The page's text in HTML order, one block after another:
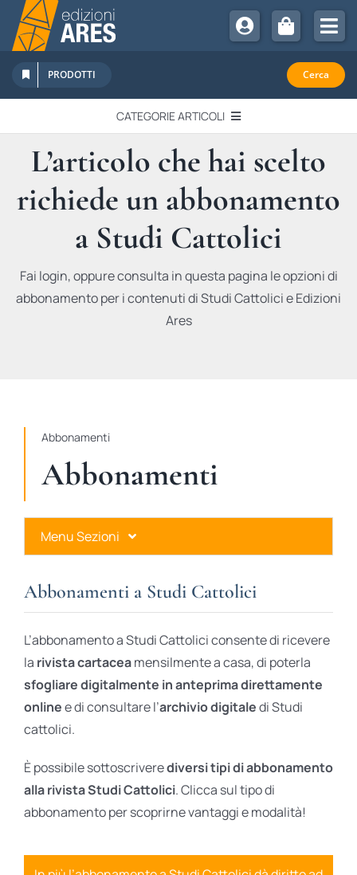
Salta
contenuto
Chi Siamo
Sostienici
Abbonamenti
Promozioni
Newsletter
PRODOTTI Cerca
CATEGORIE ARTICOLI
EDITORIALI
IN QUESTO NUMERO
RECENSIONI
L’articolo che hai scelto
richiede un abbonamento
a Studi Cattolici
Fai login, oppure consulta in questa pagina le opzioni di
abbonamento per i contenuti di Studi Cattolici e Edizioni
Ares
Abbonamenti
Abbonamenti
Menu Sezioni
Ares Gold
Ares Digital
Ares Gift Card
Abbonamenti a Studi Cattolici
L’abbonamento a Studi Cattolici consente di ricevere
la rivista cartaceamensilmente a casa, di poterla
sfogliare digitalmente in anteprima direttamente
onlinee di consultare l’archivio digitaledi Studi
cattolici.
È possibile sottoscriverediversi tipi di abbonamento
alla rivista Studi Cattolici. Clicca sul tipo di
abbonamento per scoprirne vantaggi e modalità!